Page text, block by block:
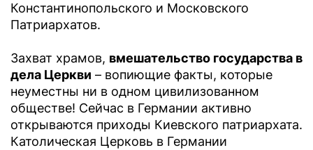
Константинопольского и Московского
Патриархатов.
Захват храмов, вмешательство государства в
дела Церкви – вопиющие факты, которые
неуместны ни в одном цивилизованном
обществе! Сейчас в Германии активно
открываются приходы Киевского патриархата.
Католическая Церковь в Германии